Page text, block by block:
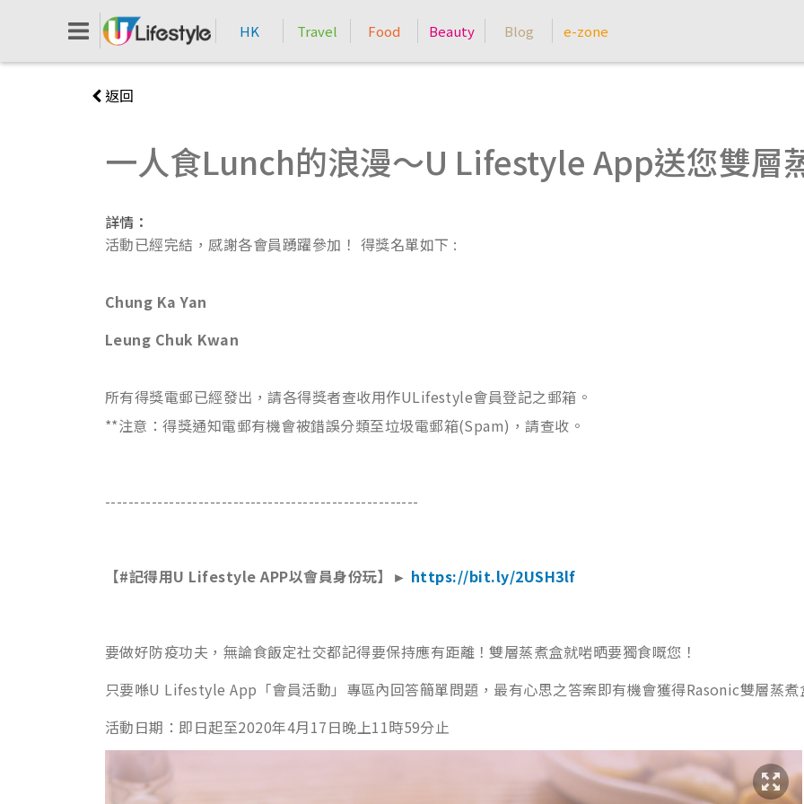
HK Travel Food Beauty Blog e-zone
返回
一人食Lunch的浪漫～U Lifestyle App送您雙層
詳情：
活動已經完結，感謝各會員踴躍參加！ 得獎名單如下 :
Chung Ka Yan
Leung Chuk Kwan
所有得獎電郵已經發出，請各得獎者查收用作ULifestyle會員登記之郵箱。
**注意：得獎通知電郵有機會被錯誤分類至垃圾電郵箱(Spam)，請查收。
------------------------------------------------------
【#記得用U Lifestyle APP以會員身份玩】► https://bit.ly/2USH3lf
要做好防疫功夫，無論食飯定社交都記得要保持應有距離！雙層蒸煮盒就啱晒要獨食嘅您！
只要喺U Lifestyle App「會員活動」專區內回答簡單問題，最有心思之答案即有機會獲得Rasonic雙層蒸煮
活動日期：即日起至2020年4月17日晚上11時59分止